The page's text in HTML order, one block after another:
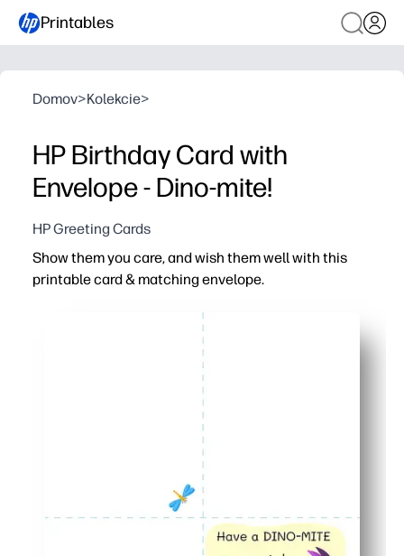
Printables
Domov>Kolekcie>
HP Birthday Card with
Envelope - Dino-mite!
HP Greeting Cards
Show them you care, and wish them well with this
printable card & matching envelope.